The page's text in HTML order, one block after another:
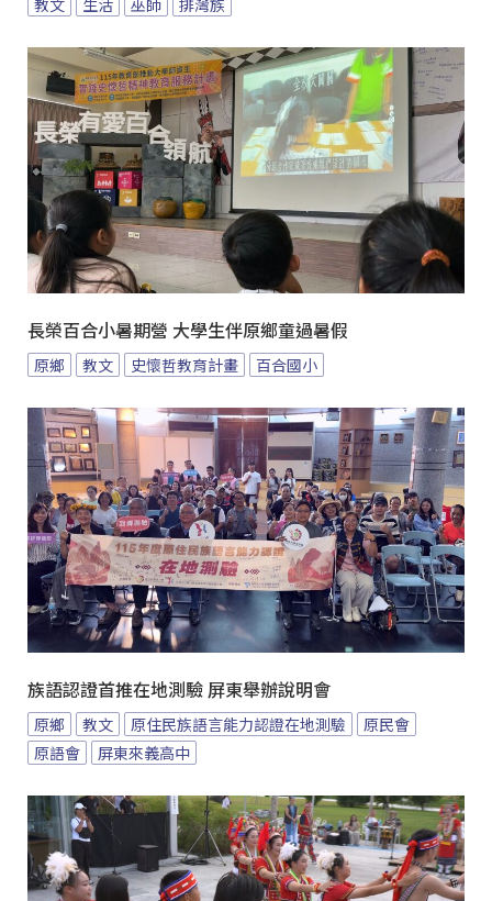
長榮百合小暑期營 大學生伴原鄉童過暑假
原鄉 教文 史懷哲教育計畫 百合國小
族語認證首推在地測驗 屏東舉辦說明會
原鄉 教文 原住民族語言能力認證在地測驗
原民會
原語會
屏東來義高中